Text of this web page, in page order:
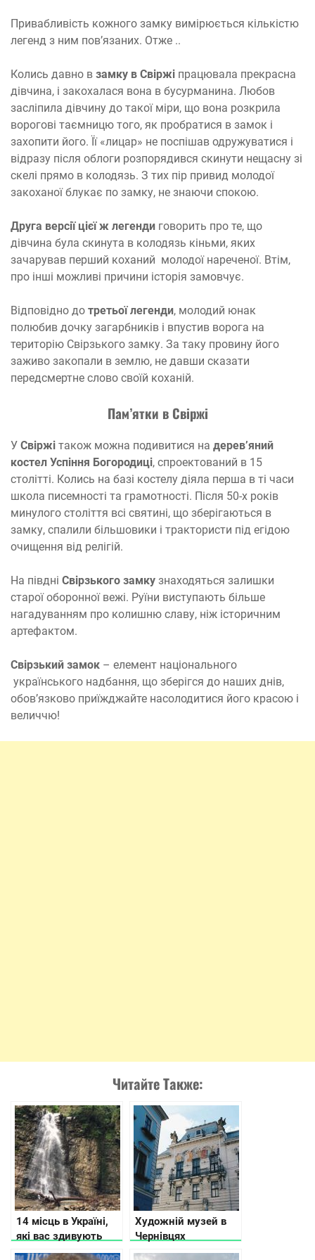
Привабливість кожного замку вимірюється кількістю
легенд з ним пов’язаних. Отже ..
Колись давно в замку в Свіржі працювала прекрасна
дівчина, і закохалася вона в бусурманина. Любов
засліпила дівчину до такої міри, що вона розкрила
ворогові таємницю того, як пробратися в замок і
захопити його. Її «лицар» не поспішав одружуватися і
відразу після облоги розпорядився скинути нещасну зі
скелі прямо в колодязь. З тих пір привид молодої
закоханої блукає по замку, не знаючи спокою.
Друга версії цієї ж легенди говорить про те, що
дівчина була скинута в колодязь кіньми, яких
зачарував перший коханий молодої нареченої. Втім,
про інші можливі причини історія замовчує.
Відповідно до третьої легенди, молодий юнак
полюбив дочку загарбників і впустив ворога на
територію Свірзького замку. За таку провину його
заживо закопали в землю, не давши сказати
передсмертне слово своїй коханій.
Пам’ятки в Свіржі
У Свіржі також можна подивитися на дерев’яний
костел Успіння Богородиці, спроектований в 15
столітті. Колись на базі костелу діяла перша в ті часи
школа писемності та грамотності. Після 50-х років
минулого століття всі святині, що зберігаються в
замку, спалили більшовики і трактористи під егідою
очищення від релігій.
На півдні Свірзького замку знаходяться залишки
старої оборонної вежі. Руїни виступають більше
нагадуванням про колишню славу, ніж історичним
артефактом.
Свірзький замок – елемент національного
українського надбання, що зберігся до наших днів,
обов’язково приїжджайте насолодитися його красою і
величчю!
Читайте Также:
14 місць в Україні,
які вас здивують
Художній музей в
Чернівцях